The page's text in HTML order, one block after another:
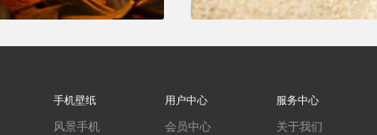
手机壁纸
风景手机
用户中心
会员中心
服务中心
关于我们